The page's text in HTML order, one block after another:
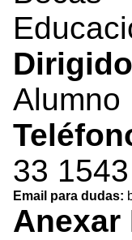
Alumno
33
Email para dudas:
Anexar